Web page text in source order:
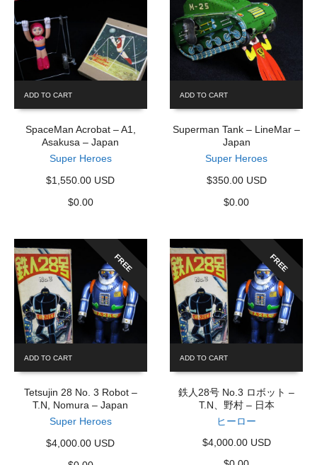
ADD TO CART
SpaceMan Acrobat – A1,
Asakusa – Japan
Super Heroes
$1,550.00 USD
$0.00
ADD TO CART
Superman Tank – LineMar –
Japan
Super Heroes
$350.00 USD
$0.00
FREE
ADD TO CART
Tetsujin 28 No. 3 Robot –
T.N, Nomura – Japan
Super Heroes
$4,000.00 USD
FREE
ADD TO CART
鉄人28号 No.3 ロボット –
T.N、野村 – 日本
ヒーロー
$4,000.00 USD